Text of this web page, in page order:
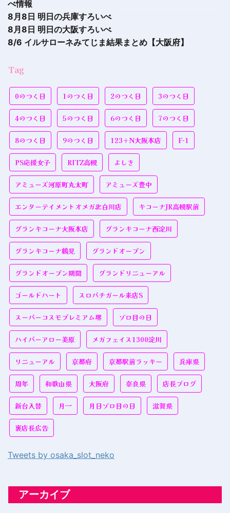
べ情報
8月8日 明日の兵庫すろいべ
8月8日 明日の大阪すろいべ
8/6 イルサローネみてじま結果まとめ【大阪府】
Tag
0のつく日 1のつく日 2のつく日 3のつく日
4のつく日 5のつく日 6のつく日 7のつく日
8のつく日 9のつく日 123＋N大阪本店 F-1
PS応援女子 RITZ高槻 よしき
アミューズ河原町丸太町 アミューズ豊中
エンターテイメントオメガ北白川店 キコーナJR高槻駅前
グランキコーナ大阪本店 グランキコーナ西淀川
グランキコーナ鶴見 グランドオープン
グランドオープン期間 グランドリニューアル
ゴールドハート スロパチガール来店S
スーパーコスモプレミアム堺 ゾロ目の日
ハイパーアロー美原 メガフェイス1300淀川
リニューアル 京都府 京都駅前ラッキー 兵庫県
周年 和歌山県 大阪府 奈良県 店長ブログ
新台入替 月一 月日ゾロ目の日 滋賀県
裏店長広告
Tweets by osaka_slot_neko
アーカイブ